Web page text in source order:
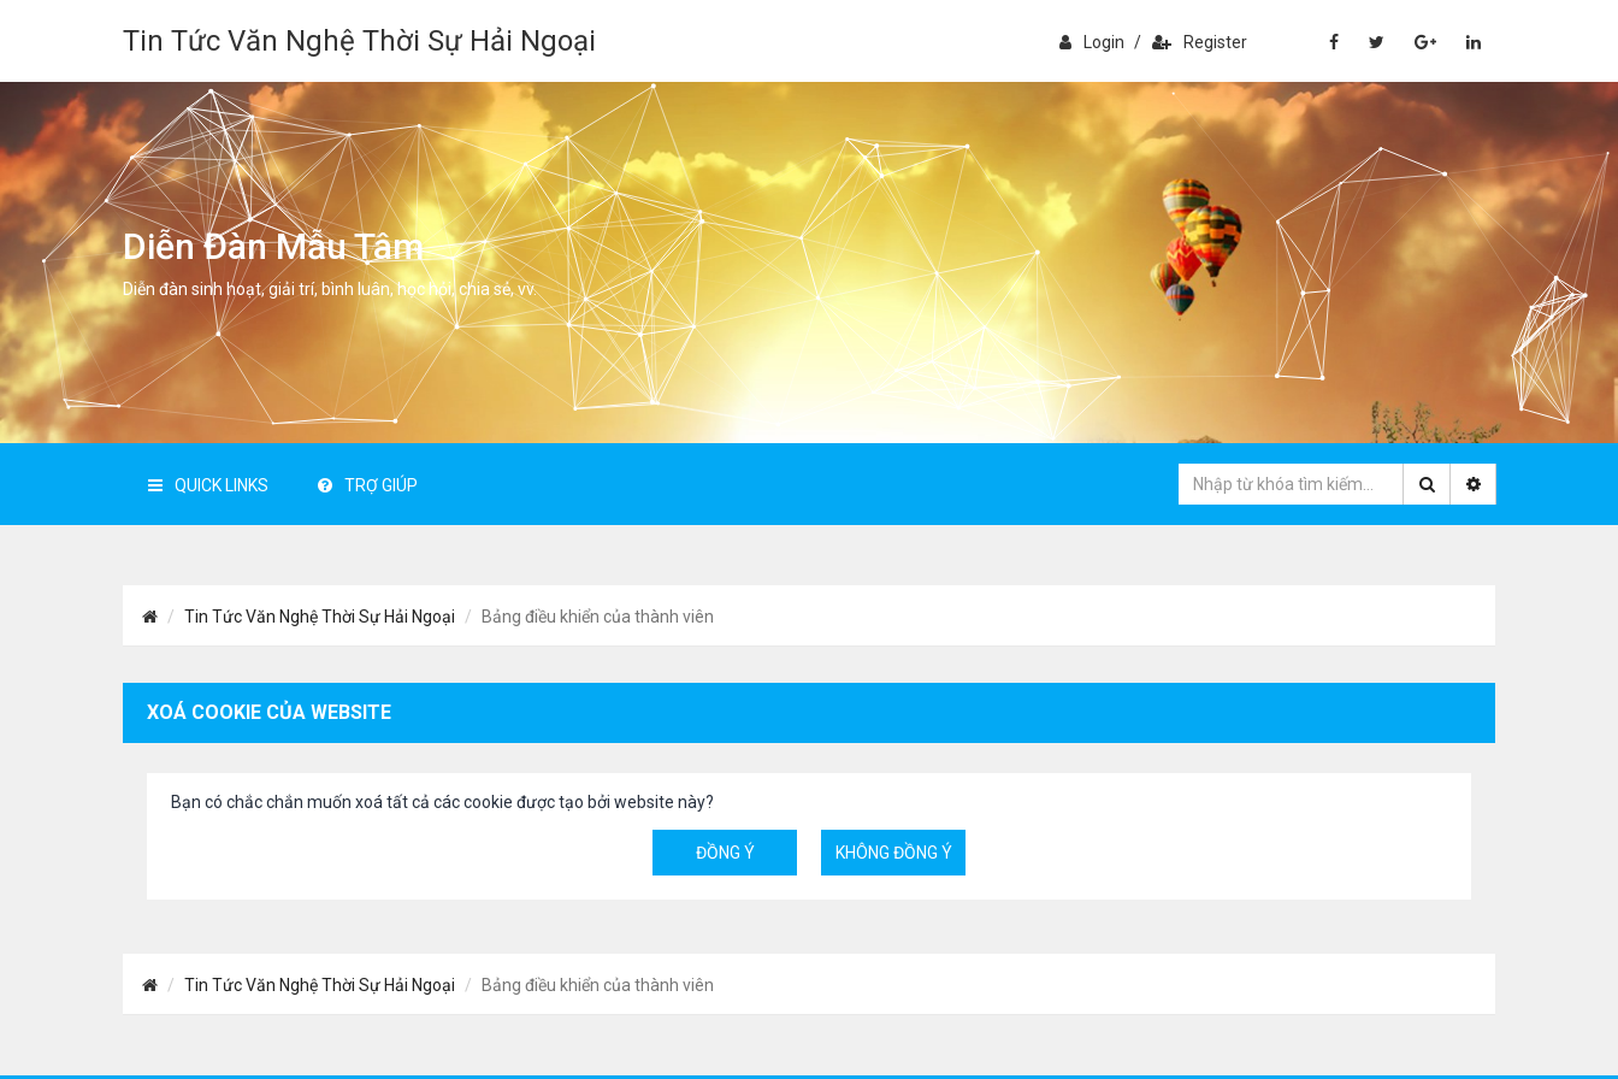
Tin Tức Văn Nghệ Thời Sự Hải Ngoại Login / Register
Diễn Đàn Mẫu Tâm
Diễn đàn sinh hoạt, giải trí, bình luân, học hỏi, chia sẻ, vv.
QUICK LINKS TRỢ GIÚP
Tin Tức Văn Nghệ Thời Sự Hải Ngoại Bảng điều khiển của thành viên
XOÁ COOKIE CỦA WEBSITE
Bạn có chắc chắn muốn xoá tất cả các cookie được tạo bởi website này?
Tin Tức Văn Nghệ Thời Sự Hải Ngoại Bảng điều khiển của thành viên